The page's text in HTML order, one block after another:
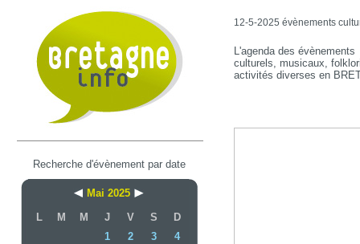
12-5-2025 évènements
L'agenda des évènements
culturels, musicaux,
activités diverses en
Recherche d'évènement par date
Mai 2025
L
M M J V S
D
1
2 3
4